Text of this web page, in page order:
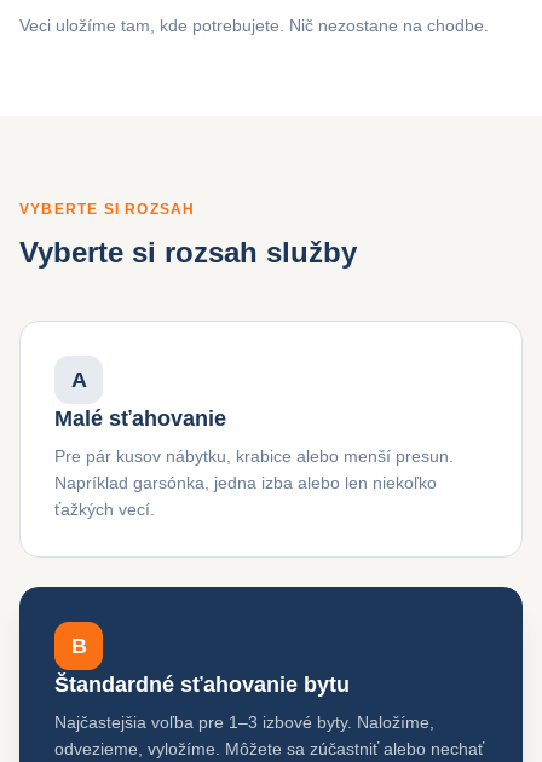
Veci uložíme tam, kde potrebujete. Nič nezostane na chodbe.
VYBERTE SI ROZSAH
Vyberte si rozsah služby
A
Malé sťahovanie
Pre pár kusov nábytku, krabice alebo menší presun.
Napríklad garsónka, jedna izba alebo len niekoľko
ťažkých vecí.
B
Štandardné sťahovanie bytu
Najčastejšia voľba pre 1–3 izbové byty. Naložíme,
odvezieme, vyložíme. Môžete sa zúčastniť alebo nechať